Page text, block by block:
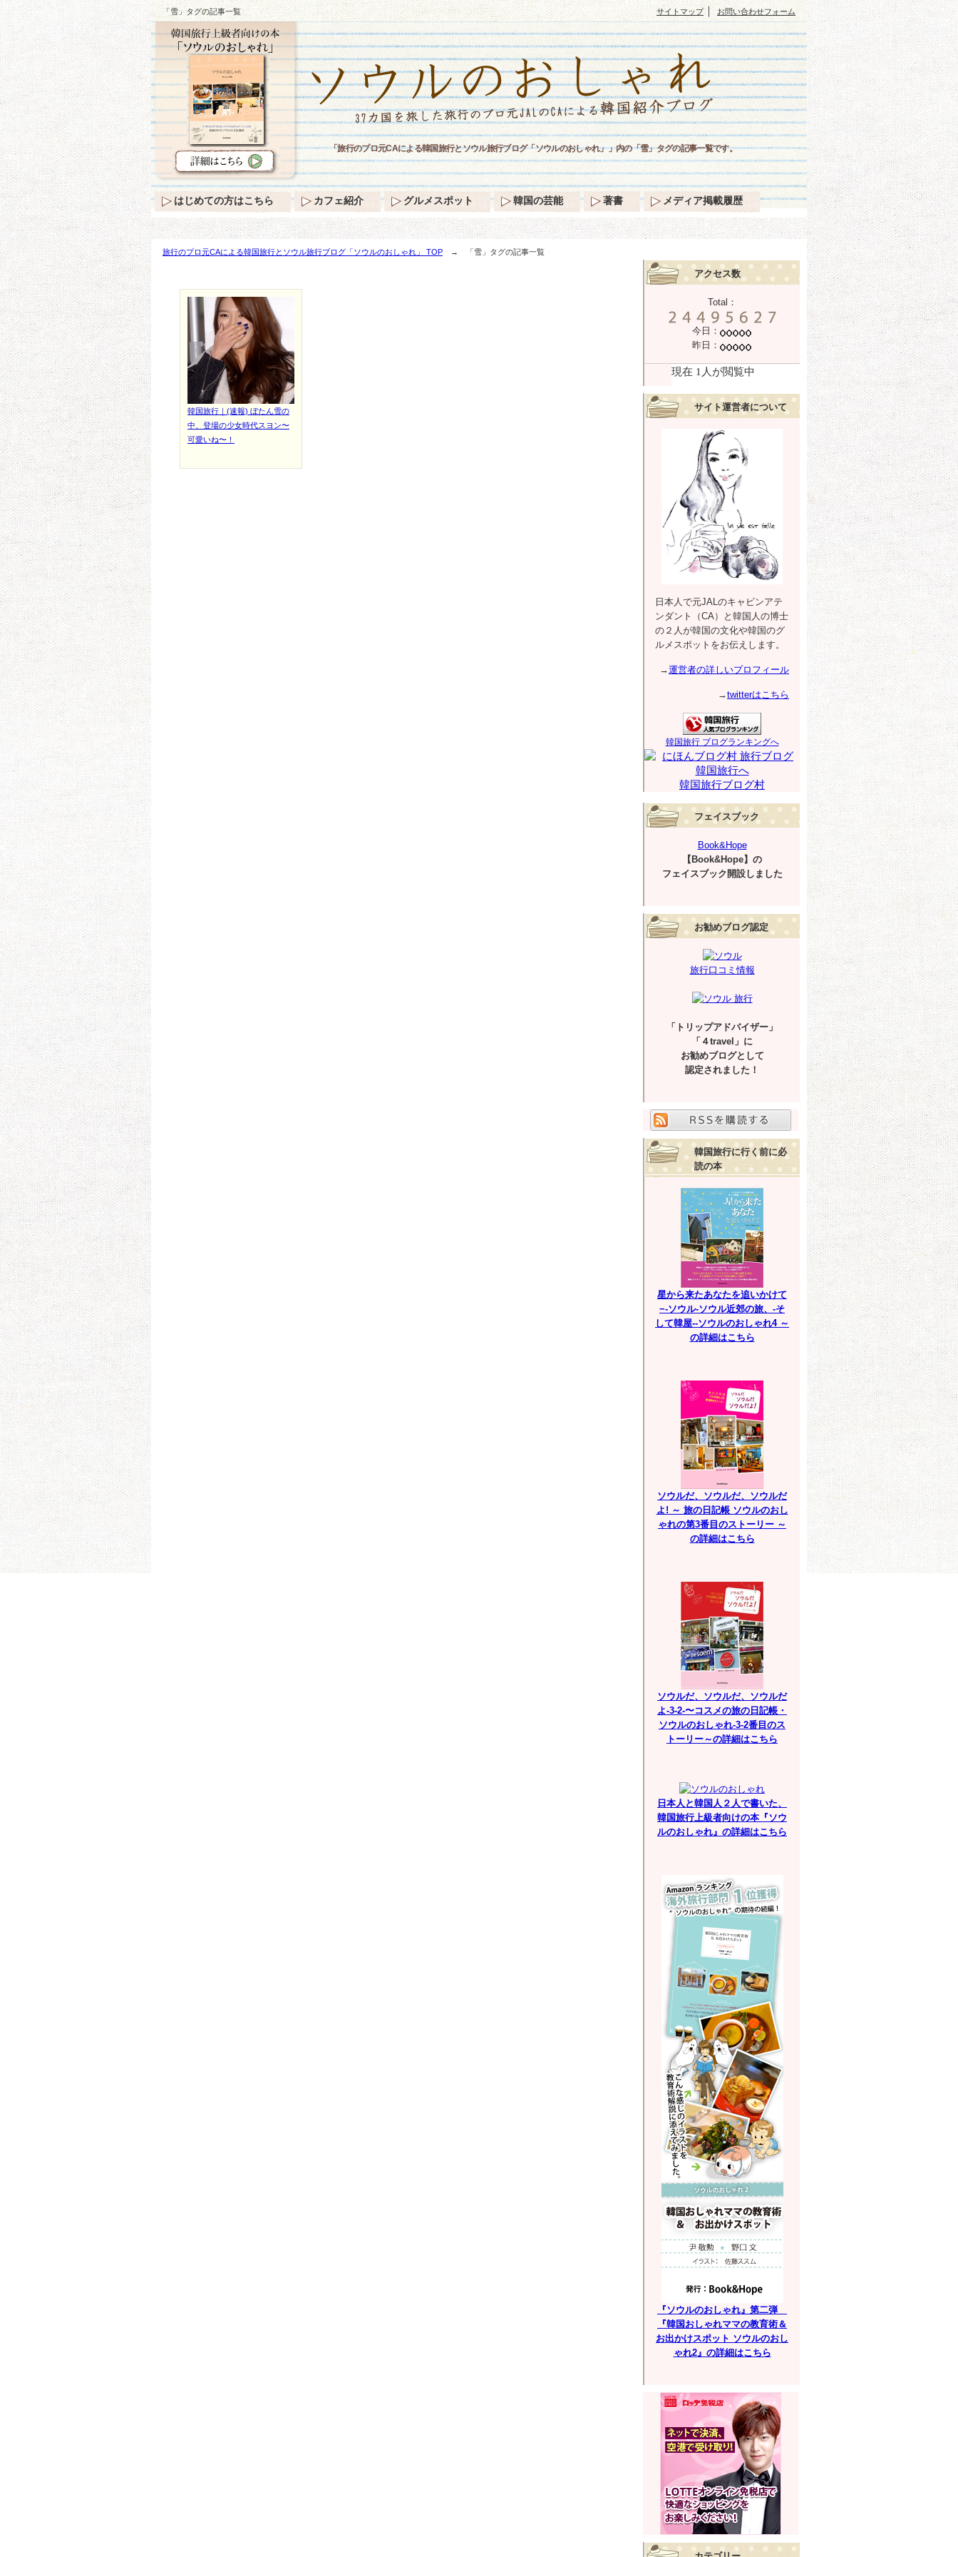
「雪」タグの記事一覧
旅行のプロ元CAによる韓国旅行とソウル旅行ブログ「ソウルのおしゃれ」 TOP → 「雪」タグの記事一覧
韓国旅行｜(速報) ぼたん雪の
中、登場の少女時代スヨン〜
可愛いね〜！
アクセス数
Total：
今日：
昨日：
サイト運営者について
日本人で元JALのキャビンアテ
ンダント（CA）と韓国人の博士
の２人が韓国の文化や韓国のグ
ルメスポットをお伝えします。
→運営者の詳しいプロフィール
→twitterはこちら
韓国旅行 ブログランキングへ
韓国旅行ブログ村
フェイスブック
Book&Hope
【Book&Hope】の
フェイスブック開設しました
お勧めブログ認定
旅行口コミ情報
「トリップアドバイザー」
「４travel」に
お勧めブログとして
認定されました！
韓国旅行に行く前に必
読の本
星から来たあなたを追いかけて
−-ソウル-ソウル近郊の旅、-そ
して韓屋--ソウルのおしゃれ4 ～
の詳細はこちら
ソウルだ、ソウルだ、ソウルだ
よ! ～ 旅の日記帳 ソウルのおし
ゃれの第3番目のストーリー ～
の詳細はこちら
ソウルだ、ソウルだ、ソウルだ
よ-3-2-〜コスメの旅の日記帳・
ソウルのおしゃれ-3-2番目のス
トーリー～の詳細はこちら
日本人と韓国人２人で書いた、
韓国旅行上級者向けの本『ソウ
ルのおしゃれ』の詳細はこちら
『ソウルのおしゃれ』第二弾
『韓国おしゃれママの教育術＆
お出かけスポット ソウルのおし
ゃれ2』の詳細はこちら
「旅行のプロ元CAによる韓国旅行とソウル旅行ブログ「ソウルのおしゃれ」」内の「雪」タグの記事一覧です。
サイトマップ｜ お問い合わせフォーム
はじめての方はこちら カフェ紹介 グルメスポット 韓国の芸能 著書 メディア掲載履歴